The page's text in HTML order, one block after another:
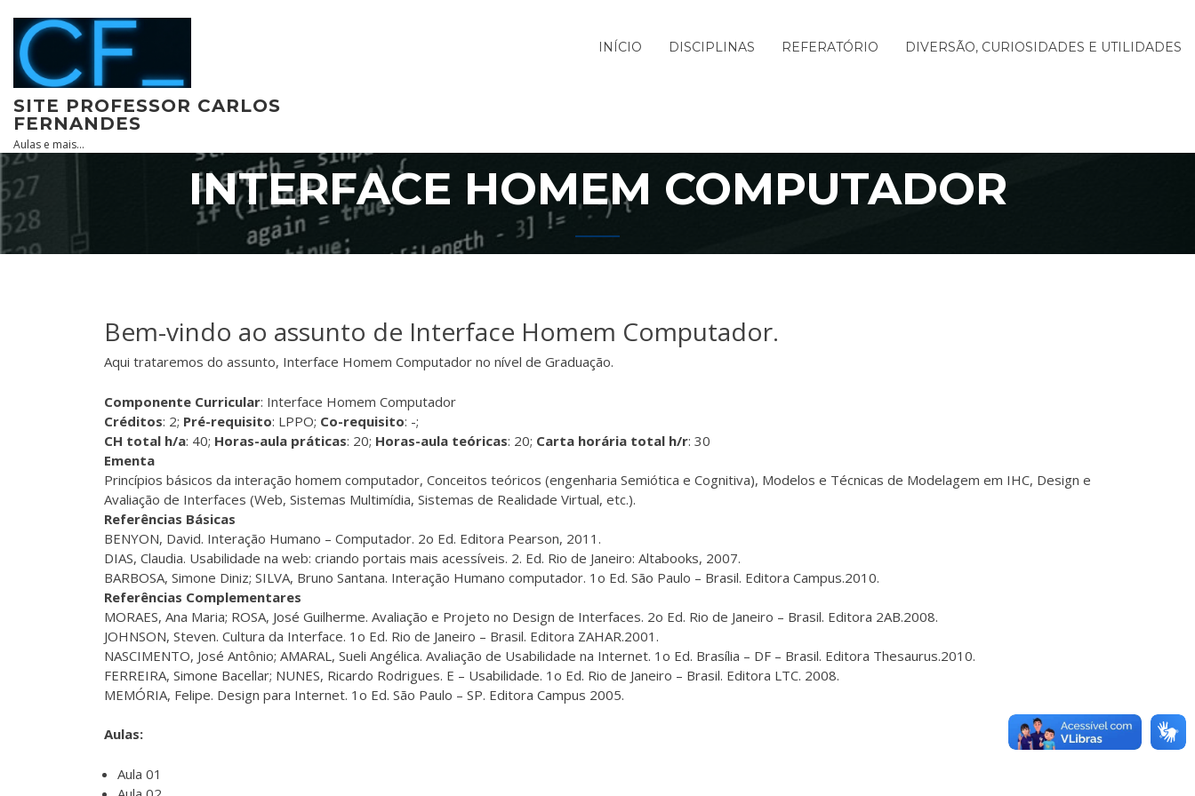
content
SITE PROFESSOR CARLOS
FERNANDES
Aulas e mais…
INÍCIO DISCIPLINAS REFERATÓRIO DIVERSÃO, CURIOSIDADES E UTILIDADES
INTERFACE HOMEM COMPUTADOR
Bem-vindo ao assunto de Interface Homem Computador.
Aqui trataremos do assunto, Interface Homem Computador no nível de Graduação.
Componente Curricular: Interface Homem Computador
Créditos: 2; Pré-requisito: LPPO; Co-requisito: -;
CH total h/a: 40; Horas-aula práticas: 20; Horas-aula teóricas: 20; Carta horária total h/r: 30
Ementa
Princípios básicos da interação homem computador, Conceitos teóricos (engenharia Semiótica e Cognitiva), Modelos e Técnicas de Modelagem em IHC, Design e
Avaliação de Interfaces (Web, Sistemas Multimídia, Sistemas de Realidade Virtual, etc.).
Referências Básicas
BENYON, David. Interação Humano – Computador. 2o Ed. Editora Pearson, 2011.
DIAS, Claudia. Usabilidade na web: criando portais mais acessíveis. 2. Ed. Rio de Janeiro: Altabooks, 2007.
BARBOSA, Simone Diniz; SILVA, Bruno Santana. Interação Humano computador. 1o Ed. São Paulo – Brasil. Editora Campus.2010.
Referências Complementares
MORAES, Ana Maria; ROSA, José Guilherme. Avaliação e Projeto no Design de Interfaces. 2o Ed. Rio de Janeiro – Brasil. Editora 2AB.2008.
JOHNSON, Steven. Cultura da Interface. 1o Ed. Rio de Janeiro – Brasil. Editora ZAHAR.2001.
NASCIMENTO, José Antônio; AMARAL, Sueli Angélica. Avaliação de Usabilidade na Internet. 1o Ed. Brasília – DF – Brasil. Editora Thesaurus.2010.
FERREIRA, Simone Bacellar; NUNES, Ricardo Rodrigues. E – Usabilidade. 1o Ed. Rio de Janeiro – Brasil. Editora LTC. 2008.
MEMÓRIA, Felipe. Design para Internet. 1o Ed. São Paulo – SP. Editora Campus 2005.
Aulas:
Aula 01